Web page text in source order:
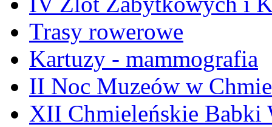
Trasy rowerowe
Kartuzy - mammografia
II Noc Muzeów w
XII Chmieleńskie Babki